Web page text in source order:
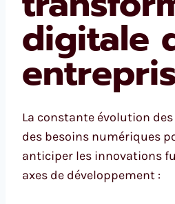
digitale
La constante évolution
des besoins numériques
anticiper les innovations
axes de développement :